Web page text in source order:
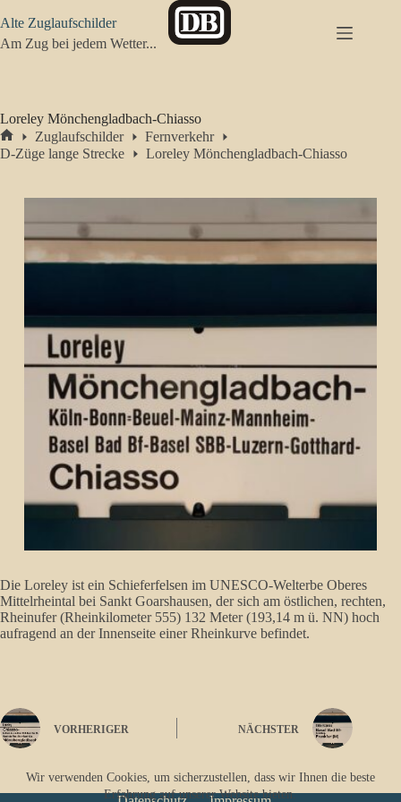
Inhalt
springen
Wir verwenden Cookies, um sicherzustellen, dass wir Ihnen die beste
Erfahrung auf unserer Website bieten.
Alte Zuglaufschilder
Am Zug bei jedem Wetter...
Loreley Mönchengladbach-Chiasso
Start
Zuglaufschilder
Fernverkehr
D-Züge lange Strecke
Loreley Mönchengladbach-Chiasso
Die Loreley ist ein Schieferfelsen im UNESCO-Welterbe Oberes
Mittelrheintal bei Sankt Goarshausen, der sich am östlichen, rechten,
Rheinufer (Rheinkilometer 555) 132 Meter (193,14 m ü. NN) hoch
aufragend an der Innenseite einer Rheinkurve befindet.
VORHERIGER NÄCHSTER